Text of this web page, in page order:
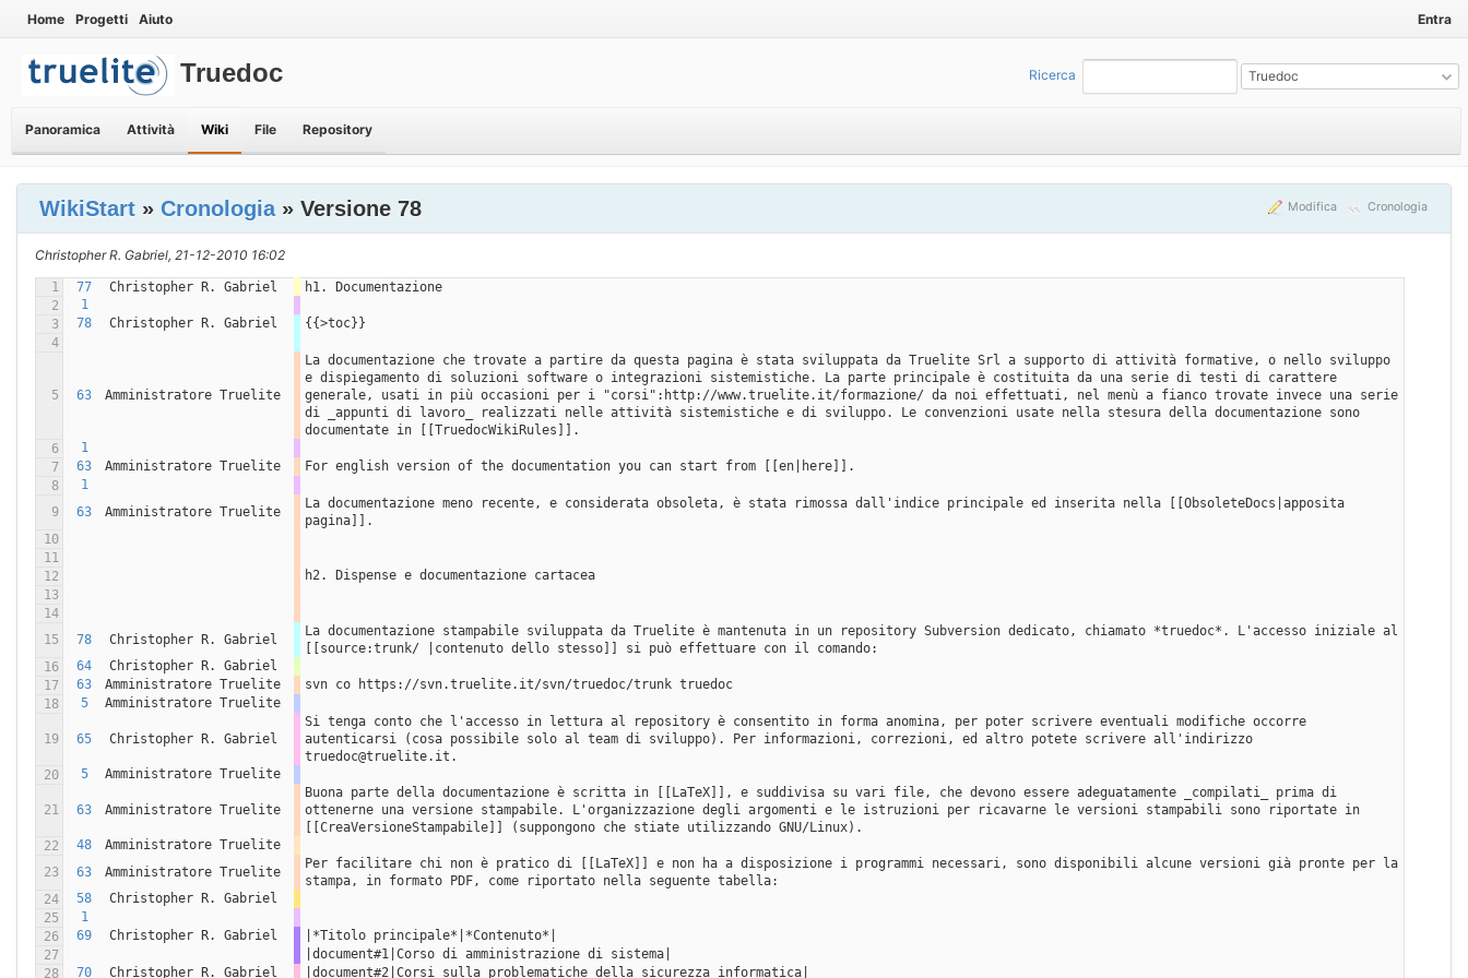
Entra
Home Progetti Aiuto
Ricerca Truedoc
Truedoc
Panoramica Attività Wiki File Repository
Modifica Cronologia
WikiStart » Cronologia» Versione 78
Christopher R. Gabriel, 21-12-2010 16:02
1 77 Christopher R. Gabriel
h1. Documentazione
2
1
3
78 Christopher R. Gabriel
{{>toc}}
4
5 63 Amministratore Truelite
La documentazione che trovate a partire da questa pagina è stata sviluppata da Truelite Srl a supporto di attività formative, o nello sviluppo
e dispiegamento di soluzioni software o integrazioni sistemistiche. La parte principale è costituita da una serie di testi di carattere
generale, usati in più occasioni per i "corsi":http://www.truelite.it/formazione/ da noi effettuati, nel menù a fianco trovate invece una serie
di _appunti di lavoro_ realizzati nelle attività sistemistiche e di sviluppo. Le convenzioni usate nella stesura della documentazione sono
documentate in [[TruedocWikiRules]].
6
1
7
63 Amministratore Truelite
For english version of the documentation you can start from [[en|here]].
8
1
9
63 Amministratore Truelite
La documentazione meno recente, e considerata obsoleta, è stata rimossa dall'indice principale ed inserita nella [[ObsoleteDocs|apposita
pagina]].
10
11
12
h2. Dispense e documentazione cartacea
13
14
15
78 Christopher R. Gabriel
La documentazione stampabile sviluppata da Truelite è mantenuta in un repository Subversion dedicato, chiamato *truedoc*. L'accesso iniziale al
[[source:trunk/ |contenuto dello stesso]] si può effettuare con il comando:
16
64
Christopher R. Gabriel
17
63 Amministratore Truelite
svn co https://svn.truelite.it/svn/truedoc/trunk truedoc
18
5 Amministratore Truelite
19 65 Christopher R. Gabriel
Si tenga conto che l'accesso in lettura al repository è consentito in forma anomina, per poter scrivere eventuali modifiche occorre
autenticarsi (cosa possibile solo al team di sviluppo). Per informazioni, correzioni, ed altro potete scrivere all'indirizzo
truedoc@truelite.it.
20
5 Amministratore Truelite
21 63 Amministratore Truelite
Buona parte della documentazione è scritta in [[LaTeX]], e suddivisa su vari file, che devono essere adeguatamente _compilati_ prima di
ottenerne una versione stampabile. L'organizzazione degli argomenti e le istruzioni per ricavarne le versioni stampabili sono riportate in
[[CreaVersioneStampabile]] (suppongono che stiate utilizzando GNU/Linux).
22
48
Amministratore Truelite
23
63 Amministratore Truelite
Per facilitare chi non è pratico di [[LaTeX]] e non ha a disposizione i programmi necessari, sono disponibili alcune versioni già pronte per la
stampa, in formato PDF, come riportato nella seguente tabella:
24
58
Christopher R. Gabriel
25
1
26
69 Christopher R. Gabriel
|*Titolo principale*|*Contenuto*|
27
|document#1|Corso di amministrazione di sistema|
28
70 Christopher R. Gabriel |document#2|Corsi sulla problematiche della sicurezza informatica|